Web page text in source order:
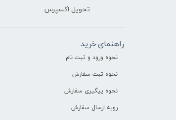
تحویل اکسپرس
راهنمای خرید
نحوه ورود و ثبت نام
نحوه ثبت سفارش
نحوه پیگیری سفارش
رویه ارسال سفارش